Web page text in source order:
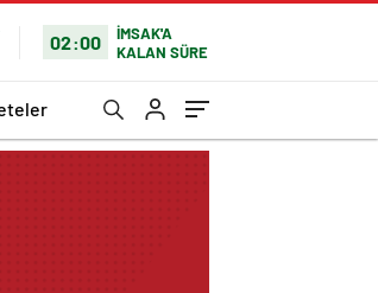
02:00
İMSAK'A
KALAN SÜRE